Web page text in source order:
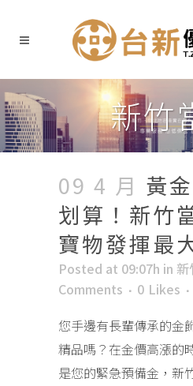
新竹
09 4 月 黃
划算！新竹
寶物發揮最
Posted at 09:07h in 新
Comments
0 Likes
您手邊有長輩傳承的金
精品嗎？在金價高漲的
是您的緊急預備金，新